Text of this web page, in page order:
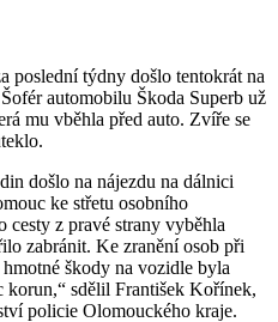
poslední týdny došlo tentokrát na
automobilu Škoda Superb už
mu vběhla před auto. Zvíře se
došlo na nájezdu na dálnici
ke střetu osobního
cesty z pravé strany vyběhla
zabránit. Ke zranění osob při
škody na vozidle byla
korun,“ sdělil František Kořínek,
policie Olomouckého kraje.